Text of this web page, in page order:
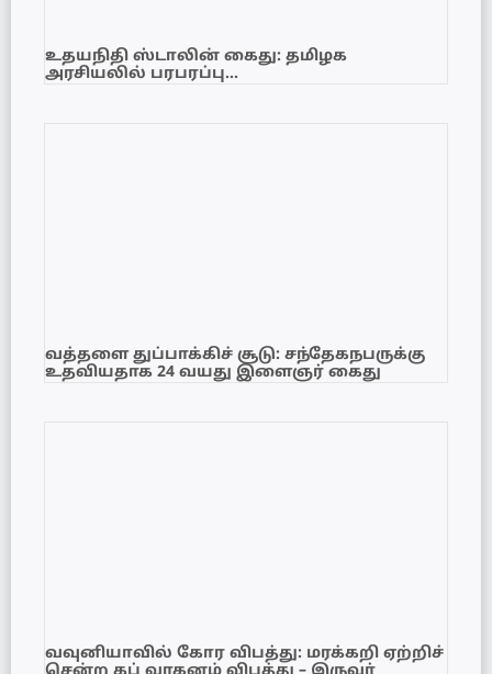
உதயநிதி ஸ்டாலின் கைது: தமிழக
அரசியலில் பரபரப்பு…
வத்தளை துப்பாக்கிச் சூடு: சந்தேகநபருக்கு
உதவியதாக 24 வயது இளைஞர் கைது
வவுனியாவில் கோர விபத்து: மரக்கறி ஏற்றிச்